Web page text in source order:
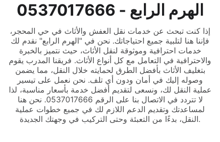
الهرم الرابع - 0537017666
إذا كنت تبحث عن خدمات نقل العفش والأثاث في حي المحجر،
فإننا هنا لتلبية جميع احتياجاتك. نحن في "الهرم الرابع" نقدم لك
خدمات احترافية وموثوقة لنقل الأثاث، حيث نتميز بالخبرة
والاحترافية في التعامل مع كل أنواع الأثاث. فريقنا المدرب يقوم
بتغليف الأثاث بأفضل الطرق لحمايته خلال النقل، مما يضمن
وصوله إليك في أمان ودون أي تلف. نحن نعمل على تيسير
عملية النقل لك، ونسعى لتقديم أفضل خدمة بأسعار مناسبة، لذا
لا تتردد في الاتصال بنا على الرقم 0537017666. نحن هنا
لمساعدتك وتقديم الدعم اللازم لك في جميع خطوات عملية
النقل، بدءًا من التعبئة وحتى التركيب في وجهتك الجديدة.